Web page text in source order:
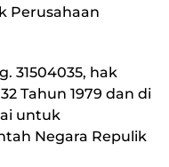
Perusahaan
31504035, hak
Tahun 1979 dan di
untuk
Negara Repulik